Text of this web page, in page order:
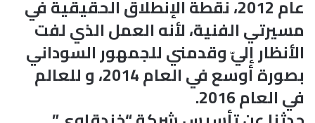
عام 2012، نقطة الإنطلاق الحقيقية في
مسيرتي الفنية، لأنه العمل الذي لفت
الأنظار إليّ وقدمني للجمهور السوداني
بصورة أوسع في العام 2014، و للعالم
في العام 2016.